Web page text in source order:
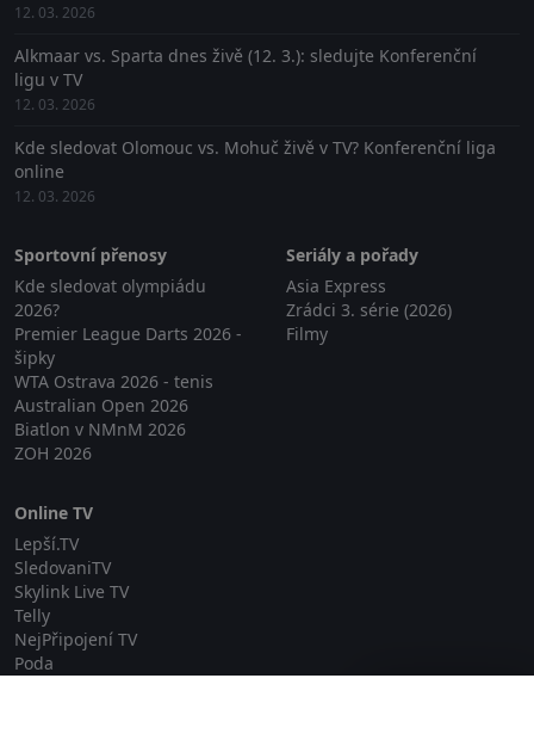
12. 03. 2026
Alkmaar vs. Sparta dnes živě (12. 3.): sledujte Konferenční
ligu v TV
12. 03. 2026
Kde sledovat Olomouc vs. Mohuč živě v TV? Konferenční liga
online
12. 03. 2026
Sportovní přenosy
Kde sledovat olympiádu
2026?
Premier League Darts 2026 -
šipky
WTA Ostrava 2026 - tenis
Australian Open 2026
Biatlon v NMnM 2026
ZOH 2026
Seriály a pořady
Asia Express
Zrádci 3. série (2026)
Filmy
Online TV
Lepší.TV
SledovaniTV
Skylink Live TV
Telly
NejPřipojení TV
Poda